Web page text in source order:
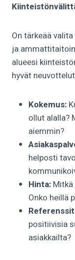
On tärkeää
ja
alueesi
hyvät
Kokemus:
ollut alalla?
aiemmin?
helposti
Hinta:
Onko heillä
positiivisia
asiakkailta?